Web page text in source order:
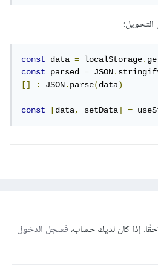
const data = localStorage.
const
parsed = JSON.
[]
: JSON.parse(data)
const [data, setData] =
إذا كان لديك حساب،فسجل الدخول